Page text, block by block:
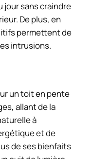
jour sans craindre
De plus, en
permettent de
intrusions.
un toit en pente
allant de la
à
et de
de ses bienfaits